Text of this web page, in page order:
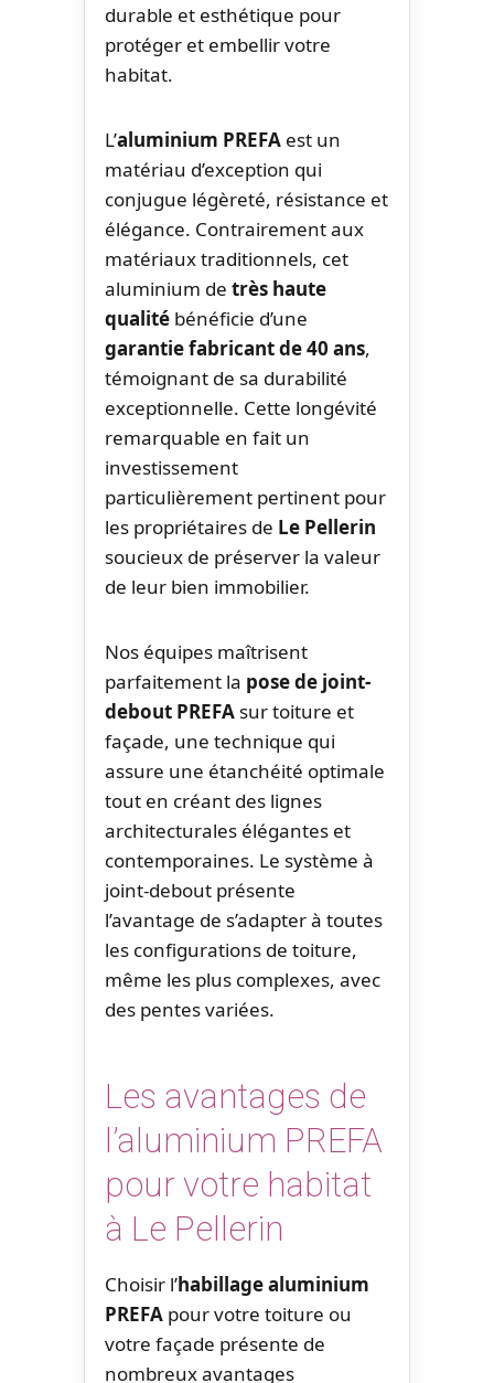
durable et esthétique pour
protéger et embellir votre
habitat.
L’aluminium PREFA est un
matériau d’exception qui
conjugue légèreté, résistance et
élégance. Contrairement aux
matériaux traditionnels, cet
aluminium de très haute
qualité bénéficie d’une
garantie fabricant de 40 ans,
témoignant de sa durabilité
exceptionnelle. Cette longévité
remarquable en fait un
investissement
particulièrement pertinent pour
les propriétaires de Le Pellerin
soucieux de préserver la valeur
de leur bien immobilier.
Nos équipes maîtrisent
parfaitement la pose de joint-
debout PREFA sur toiture et
façade, une technique qui
assure une étanchéité optimale
tout en créant des lignes
architecturales élégantes et
contemporaines. Le système à
joint-debout présente
l’avantage de s’adapter à toutes
les configurations de toiture,
même les plus complexes, avec
des pentes variées.
Les avantages de
l’aluminium PREFA
pour votre habitat
à Le Pellerin
Choisir l’habillage aluminium
PREFA pour votre toiture ou
votre façade présente de
nombreux avantages